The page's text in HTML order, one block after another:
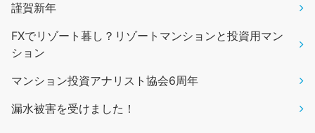
謹賀新年
FXでリゾート暮し？リゾートマンションと投資用マン
ション
マンション投資アナリスト協会6周年
漏水被害を受けました！